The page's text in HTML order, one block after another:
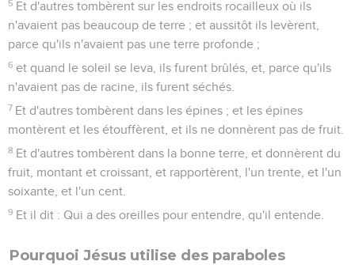
5 Et d'autres tombèrent sur les endroits rocailleux où ils
n'avaient pas beaucoup de terre ; et aussitôt ils levèrent,
parce qu'ils n'avaient pas une terre profonde ;
6 et quand le soleil se leva, ils furent brûlés, et, parce qu'ils
n'avaient pas de racine, ils furent séchés.
7 Et d'autres tombèrent dans les épines ; et les épines
montèrent et les étouffèrent, et ils ne donnèrent pas de fruit.
8 Et d'autres tombèrent dans la bonne terre, et donnèrent du
fruit, montant et croissant, et rapportèrent, l'un trente, et l'un
soixante, et l'un cent.
9 Et il dit : Qui a des oreilles pour entendre, qu'il entende.
Pourquoi Jésus utilise des paraboles